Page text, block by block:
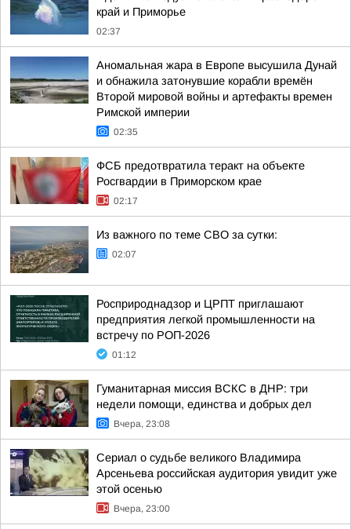
край и Приморье
02:37
Аномальная жара в Европе высушила Дунай
и обнажила затонувшие корабли времён
Второй мировой войны и артефакты времен
Римской империи
02:35
ФСБ предотвратила теракт на объекте
Росгвардии в Приморском крае
02:17
Из важного по теме СВО за сутки:
02:07
Росприроднадзор и ЦРПТ приглашают
предприятия легкой промышленности на
встречу по РОП-2026
01:12
Гуманитарная миссия ВСКС в ДНР: три
недели помощи, единства и добрых дел
Вчера, 23:08
Сериал о судьбе великого Владимира
Арсеньева российская аудитория увидит уже
этой осенью
Вчера, 23:00